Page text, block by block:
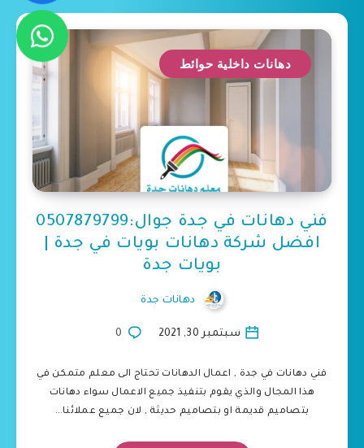
دهانات داخلية حوائط
فني دهانات في جدة جوال:0507879799
افضل شركة دهانات بويات في جدة |
بويات جدة
دهانات جدة
سبتمبر 30, 2021 0
فني دهانات في جدة , اعمال الدهانات تحتاج الى معلم متمكن في
هذا المجال والذي يقوم بتنفيذ جميع الاعمال سواء دهانات
بتصاميم قديمة او بتصاميم حديثة , لان جميع عملائنا…